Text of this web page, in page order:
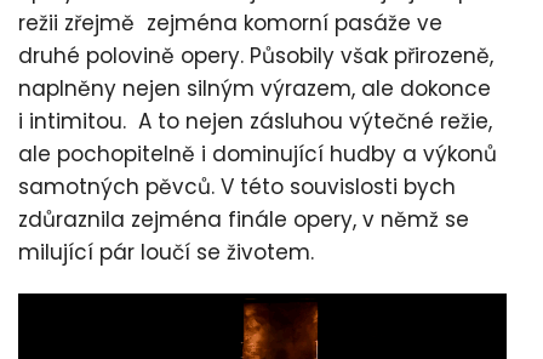
režii zřejmě zejména komorní pasáže ve
druhé polovině opery. Působily však přirozeně,
naplněny nejen silným výrazem, ale dokonce
i intimitou. A to nejen zásluhou výtečné režie,
ale pochopitelně i dominující hudby a výkonů
samotných pěvců. V této souvislosti bych
zdůraznila zejména finále opery, v němž se
milující pár loučí se životem.